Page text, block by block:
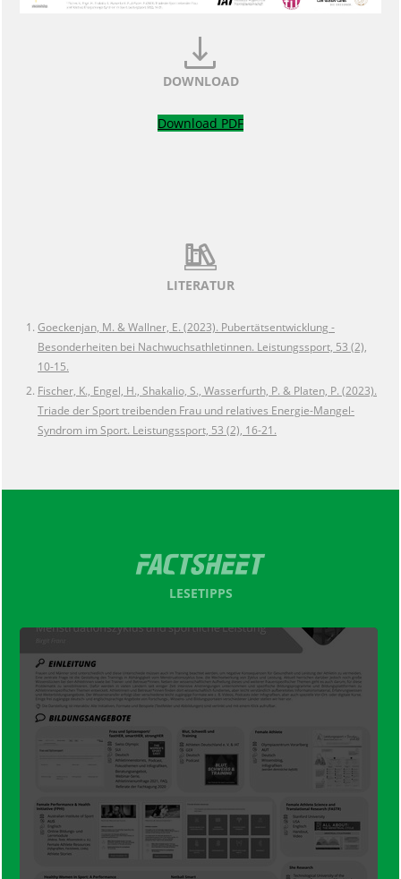
DOWNLOAD
Download PDF
LITERATUR
Goeckenjan, M. & Wallner, E. (2023). Pubertätsentwicklung -
Besonderheiten bei Nachwuchsathletinnen. Leistungssport, 53 (2),
10-15.
Fischer, K., Engel, H., Shakalio, S., Wasserfurth, P. & Platen, P. (2023).
Triade der Sport treibenden Frau und relatives Energie-Mangel-
Syndrom im Sport. Leistungssport, 53 (2), 16-21.
LESETIPPS